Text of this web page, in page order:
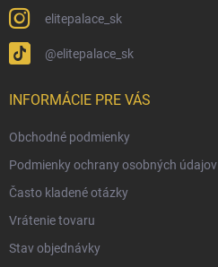
elitepalace_sk
@elitepalace_sk
INFORMÁCIE PRE VÁS
Obchodné podmienky
Podmienky ochrany osobných údajov
Často kladené otázky
Vrátenie tovaru
Stav objednávky